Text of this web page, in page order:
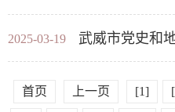
2025-03-19 武威市党史和地方
首页 上一页 [1]